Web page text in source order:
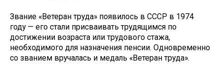
Звание «Ветеран труда» появилось в СССР в 1974
году — его стали присваивать трудящимся по
достижении возраста или трудового стажа,
необходимого для назначения пенсии. Одновременно
со званием вручалась и медаль «Ветеран труда».